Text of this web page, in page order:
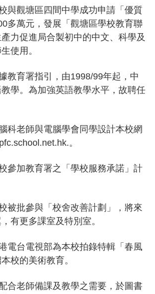
與觀塘區四間中學成功申請「優質
多萬元，發展「觀塘區學校教育聯
力促進局合製初中的中文、科學及
使用。
教育署指引，由1998/99年起，中
學。為加強英語教學水平，故聘任
科老師與電腦學會同學設計本校網
。
參加教育署之「學校服務承諾」計
被批參與「校舍改善計劃」，將來
有更多課室及特別室。
電台電視部為本校拍錄特輯「春風
校的美術教育。
合老師備課及教學之需要，於圖書